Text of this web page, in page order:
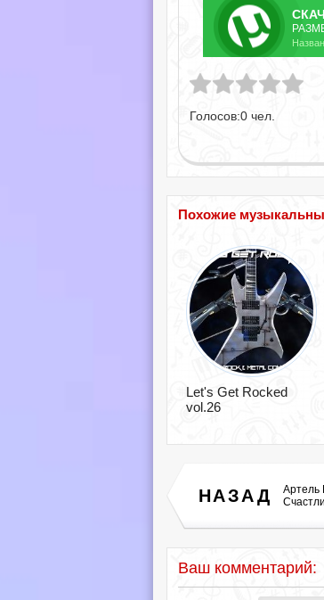
Голосов:0 чел.
Похожие
Let's Get Rocked
vol.26
НАЗАД
Ваш комментарий: